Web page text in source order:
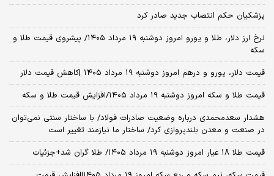
پزشکیان حکم انتصاب جدید صادر کرد
نرخ ارز دلار، طلا و یورو امروز دوشنبه ۱۹ مرداد ۱۴۰۵/ پیشروی قیمت طلا و
سکه
قیمت دلار، یورو و درهم امروز دوشنبه ۱۹ مرداد ۱۴۰۵ |کاهش قیمت دلار
قیمت طلا و سکه امروز دوشنبه ۱۹ مرداد ۱۴۰۵/افزایش قیمت طلا و سکه
هشدار سعدمحمدی درباره وضعیت صادرات فولاد/ با ساختار سنتی نمی‌توان
در صنعت و معدن بلندپروازی کرد/ ساختار ما نیازمند تغییر است
قیمت طلا ۱۸ عیار امروز دوشنبه ۱۹ مرداد ۱۴۰۵/ طلا گران شد+جزئیات